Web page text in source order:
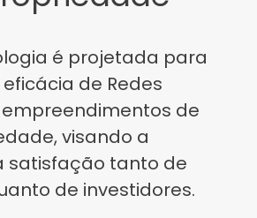
é projetada para
de Redes
de
visando a
satisfação tanto de
de investidores.